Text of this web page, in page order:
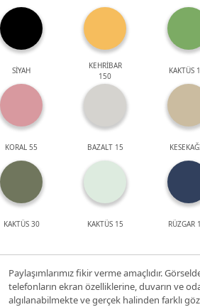
SİYAH
KEHRİBAR
150
KAKTÜS
KORAL 55 BAZALT 15
KAKTÜS 30 KAKTÜS 15 RÜZGAR
Paylaşımlarımız fikir verme amaçlıdır.
telefonların ekran özelliklerine, duvarın ve
algılanabilmekte ve gerçek halinden farklı